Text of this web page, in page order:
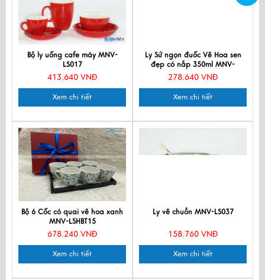
Bộ ly uống cafe máy MNV-
LS017
413.640 VNĐ
Xem chi tiết
Ly Sứ ngọn đuốc Vẽ Hoa sen
đẹp có nắp 350ml MNV-
LSML04-1
278.640 VNĐ
Xem chi tiết
Bộ 6 Cốc có quai vẽ hoa xanh
MNV-LSHBT15
678.240 VNĐ
Xem chi tiết
Ly vẽ chuồn MNV-LS037
158.760 VNĐ
Xem chi tiết